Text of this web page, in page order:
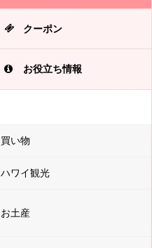
クーポン
お役立ち情報
買い物
ハワイ観光
お土産